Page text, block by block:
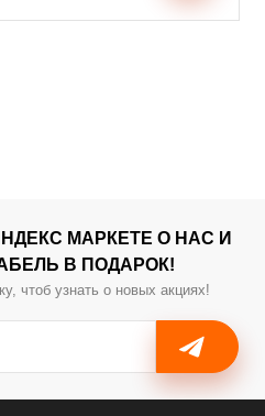
МАРКЕТЕ О НАС И
В ПОДАРОК!
чтоб узнать о новых акциях!